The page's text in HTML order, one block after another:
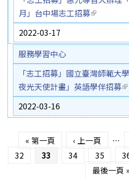
月」台中場志工招募(link is
2022-03-17
服務學習中心
「志工招募」國立臺灣師範大
夜光天使計畫」英語學伴招募
2022-03-16
« 第一頁 ‹ 上一頁 …
32
33 34 35
最後一頁 »